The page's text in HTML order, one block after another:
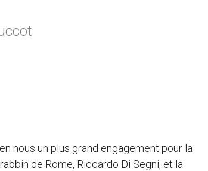
nous un plus grand engagement pour la
de Rome, Riccardo Di Segni, et la